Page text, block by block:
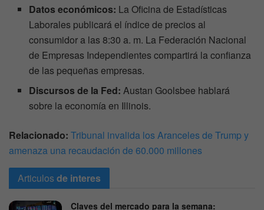
Datos económicos: La Oficina de Estadísticas
Laborales publicará el índice de precios al
consumidor a las 8:30 a. m. La Federación Nacional
de Empresas Independientes compartirá la confianza
de las pequeñas empresas.
Discursos de la Fed: Austan Goolsbee hablará
sobre la economía en Illinois.
Relacionado: Tribunal invalida los Aranceles de Trump y
amenaza una recaudación de 60.000 millones
Articulosde interes
Claves del mercado para la semana: